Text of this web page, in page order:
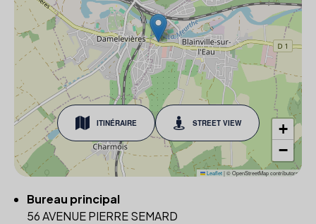
ITINÉRAIRE STREET VIEW
+
−
Leaflet|© OpenStreetMap contributors
Bureau principal
56 AVENUE PIERRE SEMARD